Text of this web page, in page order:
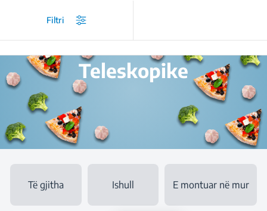
Produktet
Teleskopike
Të gjitha Ishull E montuar në mur
Filtri